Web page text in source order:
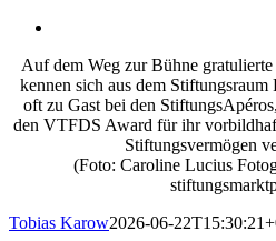
Auf dem Weg zur Bühne
kennen sich aus dem
oft zu Gast bei den
den VTFDS Award für ihr
Stiftungsvermögen
(Foto: Caroline Lucius
Tobias Karow2026-06-